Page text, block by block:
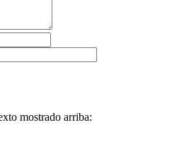
mostrado arriba: